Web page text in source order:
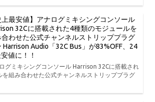
上最安値】アナログミキシングコンソール
32Cに搭載された4種類のモジュールを
合わせた公式チャンネルストリッププラグ
Harrison Audio「32C Bus」が83%OFF、24
値に！！
グミキシングコンソール Harrison 32Cに搭載され
を組み合わせた公式チャンネルストリッププラグ